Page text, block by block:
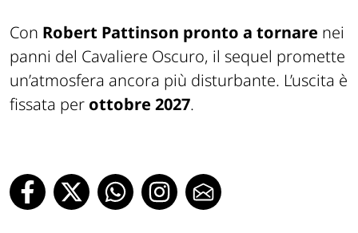
Con Robert Pattinson pronto a tornare nei
panni del Cavaliere Oscuro, il sequel promette
un’atmosfera ancora più disturbante. L’uscita è
fissata per ottobre 2027.